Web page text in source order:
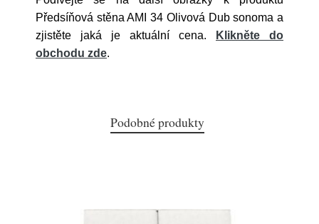
Předsíňová stěna AMI 34 Olivová Dub sonoma a
zjistěte jaká je aktuální cena.
Klikněte do
obchodu zde.
Podobné produkty